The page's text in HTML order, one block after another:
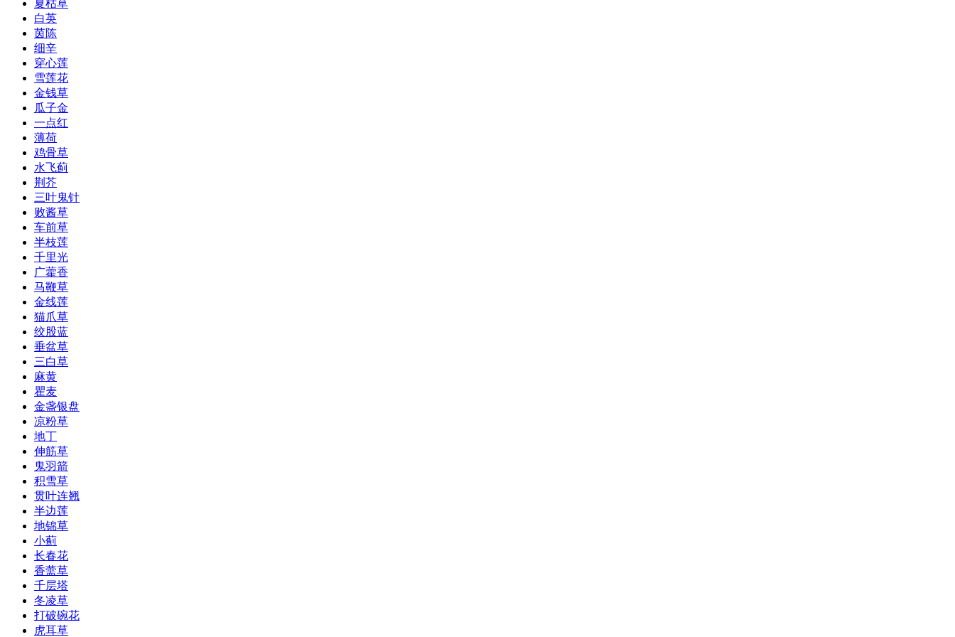
夏枯草
白英
茵陈
细辛
穿心莲
雪莲花
金钱草
瓜子金
一点红
薄荷
鸡骨草
水飞蓟
荆芥
三叶鬼针
败酱草
车前草
半枝莲
千里光
广藿香
马鞭草
金线莲
猫爪草
绞股蓝
垂盆草
三白草
麻黄
瞿麦
金盏银盘
凉粉草
地丁
伸筋草
鬼羽箭
积雪草
贯叶连翘
半边莲
地锦草
小蓟
长春花
香薷草
千层塔
冬凌草
打破碗花
虎耳草